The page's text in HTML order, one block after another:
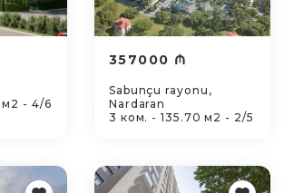
м2 - 4/6
357000 ₼
Sabunçu rayonu,
Nardaran
3 ком. - 135.70 м2 - 2/5